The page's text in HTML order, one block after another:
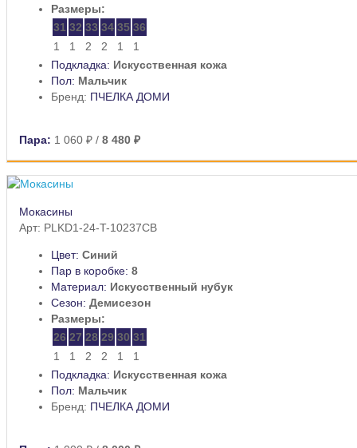
Размеры:
31 32 33 34 35 36
1
1 2 2 1
1
Подкладка: Искусственная кожа
Пол: Мальчик
Бренд: ПЧЕЛКА ДОМИ
Пара: 1 060 ₽ / 8 480 ₽
Мокасины
Арт: PLKD1-24-T-10237CB
Цвет: Синий
Пар в коробке: 8
Материал: Искусственный нубук
Сезон: Демисезон
Размеры:
26 27 28 29 30 31
1
1 2 2 1
1
Подкладка: Искусственная кожа
Пол: Мальчик
Бренд: ПЧЕЛКА ДОМИ